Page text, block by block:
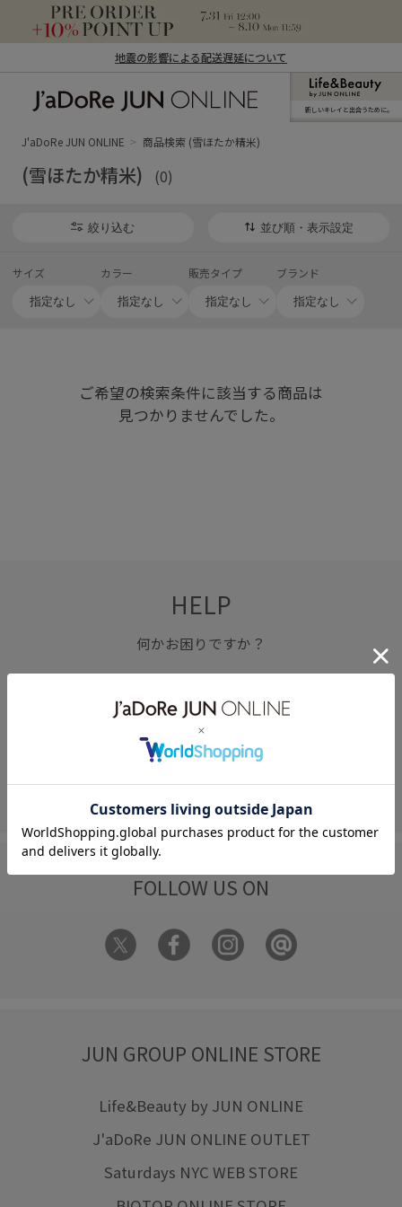
地震の影響による配送遅延について
ン オンライン）
新しいキレイと出合うために。
J'aDoRe JUN ONLINE 商品検索 (雪ほたか精米)
(雪ほたか精米) (0)
絞り込む 並び順・表示設定
サイズ カラー 販売タイプ ブランド
ご希望の検索条件に該当する商品は
見つかりませんでした。
HELP
何かお困りですか？
FAQ
お問い合わせ
フォーム
FOLLOW US ON
JUN GROUP ONLINE STORE
Life&Beauty by JUN ONLINE
J'aDoRe JUN ONLINE OUTLET
Saturdays NYC WEB STORE